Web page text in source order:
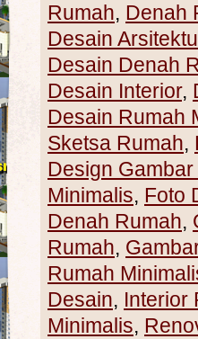
Rumah, Denah
Desain
Desain Denah
Desain Interior,
Desain Rumah
Sketsa Rumah,
Design
Minimalis, Foto
Denah Rumah,
Rumah,
Rumah
Desain, Interior
Minimalis,